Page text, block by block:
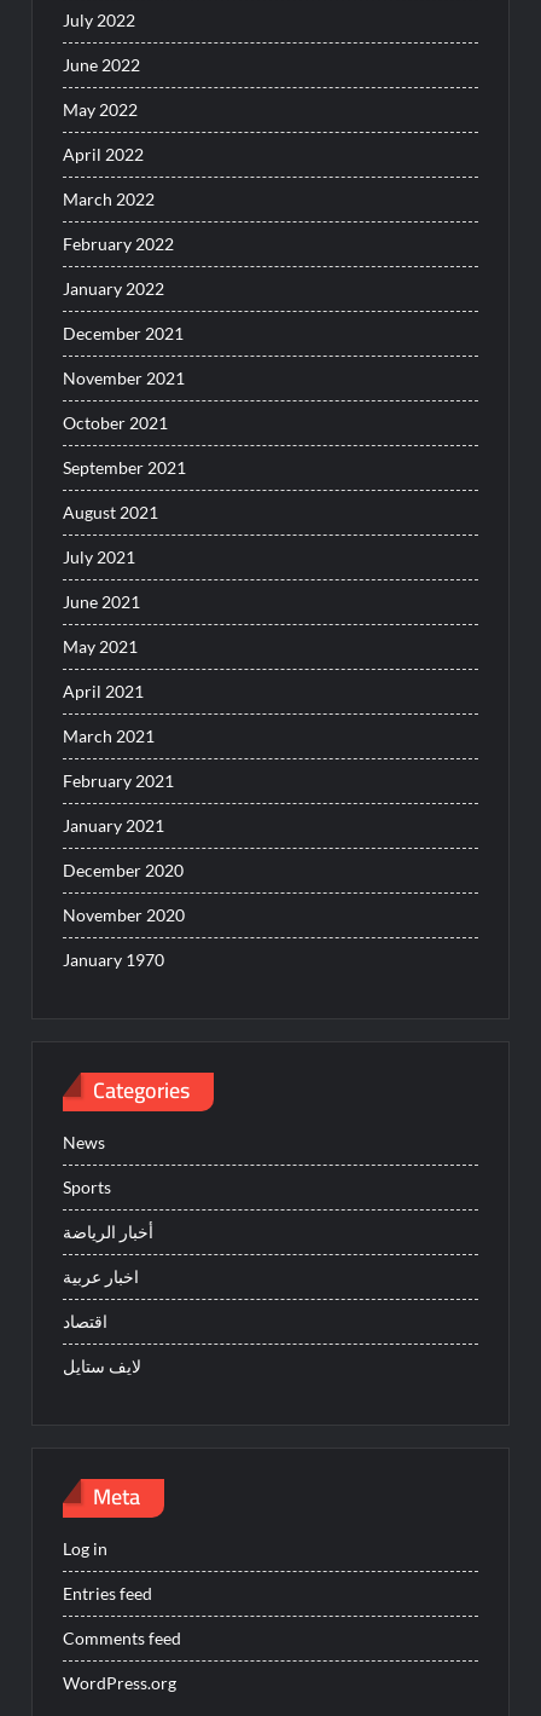
July 2022
June 2022
May 2022
April 2022
March 2022
February 2022
January 2022
December 2021
November 2021
October 2021
September 2021
August 2021
July 2021
June 2021
May 2021
April 2021
March 2021
February 2021
January 2021
December 2020
November 2020
January 1970
Categories
News
Sports
أخبار الرياضة
اخبار عربية
اقتصاد
لايف ستايل
Meta
Log in
Entries feed
Comments feed
WordPress.org